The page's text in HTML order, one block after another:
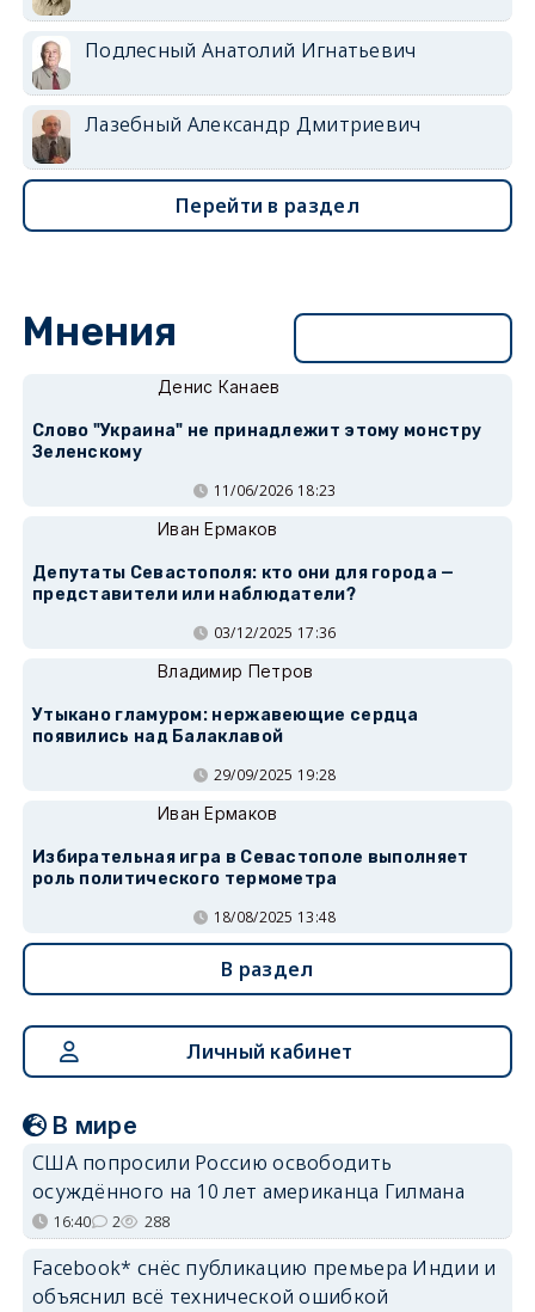
Подлесный Анатолий Игнатьевич
Лазебный Александр Дмитриевич
Перейти в раздел
Мнения
Денис Канаев
Слово "Украина" не принадлежит этому монстру
Зеленскому
11/06/2026 18:23
Иван Ермаков
Депутаты Севастополя: кто они для города —
представители или наблюдатели?
03/12/2025 17:36
Владимир Петров
Утыкано гламуром: нержавеющие сердца
появились над Балаклавой
29/09/2025 19:28
Иван Ермаков
Избирательная игра в Севастополе выполняет
роль политического термометра
18/08/2025 13:48
В раздел
Личный кабинет
В мире
США попросили Россию освободить
осуждённого на 10 лет американца Гилмана
16:40 2 288
Facebook* снёс публикацию премьера Индии и
объяснил всё технической ошибкой